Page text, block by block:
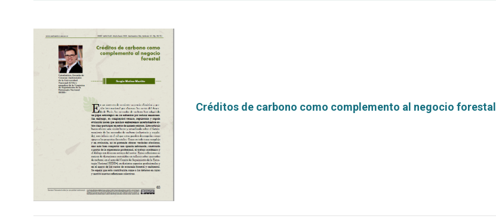
Créditos de carbono como complemento al negocio forestal